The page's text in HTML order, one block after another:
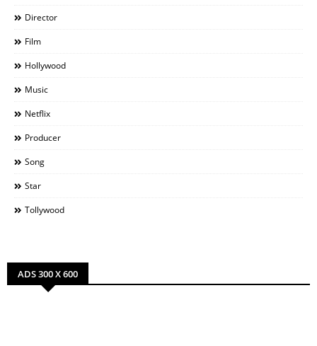
Director
Film
Hollywood
Music
Netflix
Producer
Song
Star
Tollywood
ADS 300 X 600